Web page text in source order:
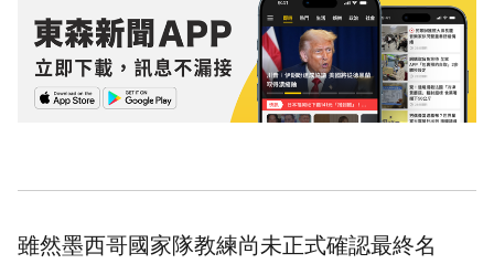
雖然墨西哥國家隊教練尚未正式確認最終名